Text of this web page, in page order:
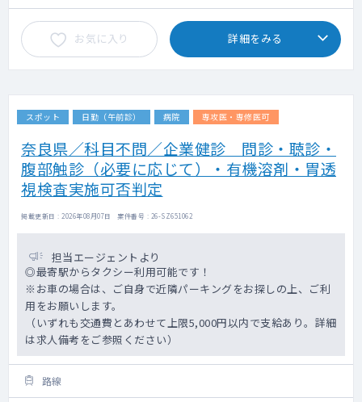
お気に入り 詳細をみる
スポット 日勤（午前診） 病院 専攻医・専修医可
奈良県／科目不問／企業健診 問診・聴診・
腹部触診（必要に応じて）・有機溶剤・胃透
視検査実施可否判定
掲載更新日 : 2026年08月07日 案件番号 : 26-SZ651062
担当エージェントより
◎最寄駅からタクシー利用可能です！
※お車の場合は、ご自身で近隣パーキングをお探しの上、ご利
用をお願いします。
（いずれも交通費とあわせて上限5,000円以内で支給あり。詳細
は求人備考をご参照ください）
路線